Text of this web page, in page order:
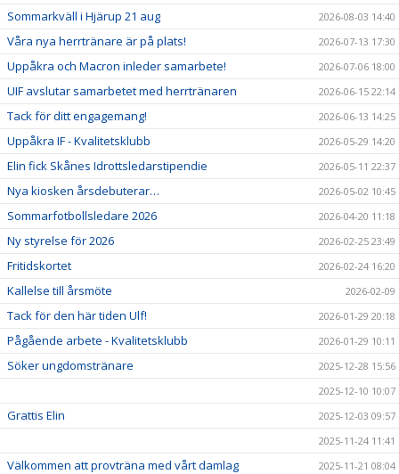
Sommarkväll i Hjärup 21 aug 2026-08-03 14:40
Våra nya herrtränare är på plats! 2026-07-13 17:30
Uppåkra och Macron inleder samarbete! 2026-07-06 18:00
UIF avslutar samarbetet med herrtränaren 2026-06-15 22:14
Tack för ditt engagemang! 2026-06-13 14:25
Uppåkra IF - Kvalitetsklubb 2026-05-29 14:20
Elin fick Skånes Idrottsledarstipendie 2026-05-11 22:37
Nya kiosken årsdebuterar… 2026-05-02 10:45
Sommarfotbollsledare 2026 2026-04-20 11:18
Ny styrelse för 2026 2026-02-25 23:49
Fritidskortet 2026-02-24 16:20
Kallelse till årsmöte 2026-02-09
Tack för den här tiden Ulf! 2026-01-29 20:18
Pågående arbete - Kvalitetsklubb 2026-01-29 10:11
Söker ungdomstränare
2025-12-28 15:56
2025-12-10 10:07
Grattis Elin
2025-12-03 09:57
2025-11-24 11:41
Välkommen att provträna med vårt damlag 2025-11-21 08:04